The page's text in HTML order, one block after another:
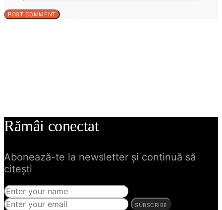
Rămâi conectat
Abonează-te la newsletter și continuă să
citești
SUBSCRIBE